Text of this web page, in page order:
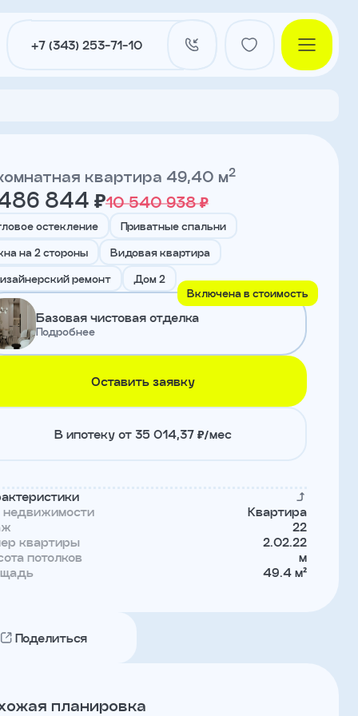
+7 (343) 253-71-10
квартира 49,40 м2
844 ₽10 540 938 ₽
остекление Приватные спальни
на 2 стороны Видовая квартира
ремонт Дом 2
Базовая чистовая отделка
Подробнее
Включена в стоимость
Оставить заявку
В ипотеку от 35 014,37 ₽/мес
недвижимости
Квартира
22
квартиры
2.02.22
потолков
м
49.4 м²
Поделиться
планировка